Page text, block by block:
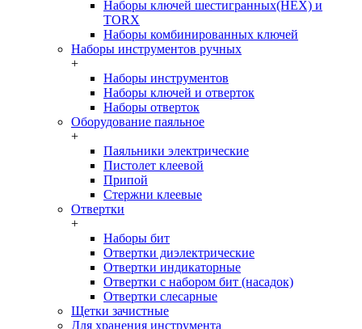
Наборы ключей шестигранных(HEX) и
TORX
Наборы комбинированных ключей
Наборы инструментов ручных
+
Наборы инструментов
Наборы ключей и отверток
Наборы отверток
Оборудование паяльное
+
Паяльники электрические
Пистолет клеевой
Припой
Стержни клеевые
Отвертки
+
Наборы бит
Отвертки диэлектрические
Отвертки индикаторные
Отвертки с набором бит (насадок)
Отвертки слесарные
Щетки зачистные
Для хранения инструмента